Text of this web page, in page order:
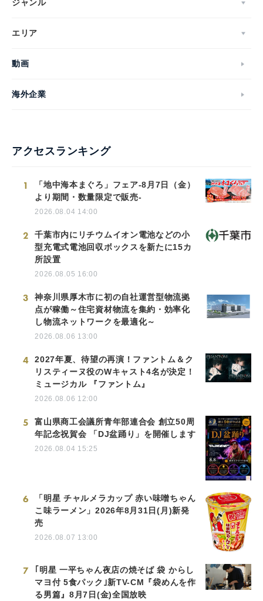
ジャンル
エリア
動画
海外企業
アクセスランキング
1
「地中海本まぐろ」フェア-8月7日（金）
より期間・数量限定で販売-
2026.08.04 14:00
2
千葉市内にリチウムイオン電池などの小
型充電式電池回収ボックスを新たに15カ
所設置
2026.08.05 16:00
3
神奈川県厚木市に初の自社運営型物流拠
点が稼働～住宅資材物流を集約・効率化
し物流ネットワークを最適化～
2026.08.06 13:00
4
2027年夏、待望の再演！ファントム＆ク
リスティーヌ役のWキャスト4名が決定！
ミュージカル 『ファントム』
2026.08.06 12:00
5
富山県商工会議所青年部連合会 創立50周
年記念祝賀会 「DJ盆踊り」を開催します
2026.08.04 15:25
6
「明星 チャルメラカップ 赤い味噌ちゃん
こ味ラーメン」2026年8月31日(月)新発
売
2026.08.07 13:00
7
｢明星 一平ちゃん夜店の焼そば 袋 からし
マヨ付 5食パック｣新TV-CM『袋めんを作
る男篇』8月7日(金)全国放映